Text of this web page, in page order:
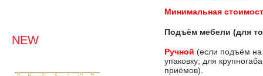
NEW
Минимальная
Подъём мебели (для
Ручной (если подъём
упаковку; для
приёмов).